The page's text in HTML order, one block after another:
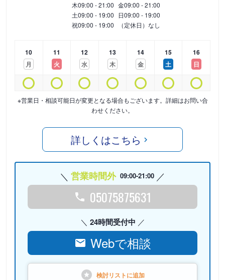
木09:00 - 21:00 金09:00 - 21:00
土09:00 - 19:00 日09:00 - 19:00
祝09:00 - 19:00 （定休日）なし
10
月
11
火
12
水
13
木
14
金
15
土
16
日
※営業日・相談可能日が変更となる場合もございます。詳細はお問い合
わせください。
詳しくはこちら
営業時間外 09:00-21:00
05075875631
24時間受付中
Webで相談
検討リストに追加